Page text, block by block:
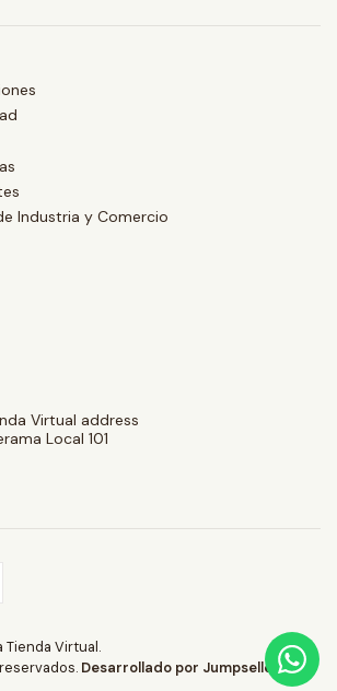
Industria y Comercio
Virtual address
Local 101
Tienda Virtual.
Desarrollado por Jumpseller.